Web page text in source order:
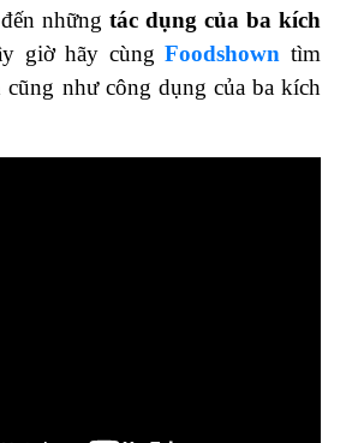
những tác dụng của ba kích
giờ hãy cùngFoodshown tìm
như công dụng của ba kích